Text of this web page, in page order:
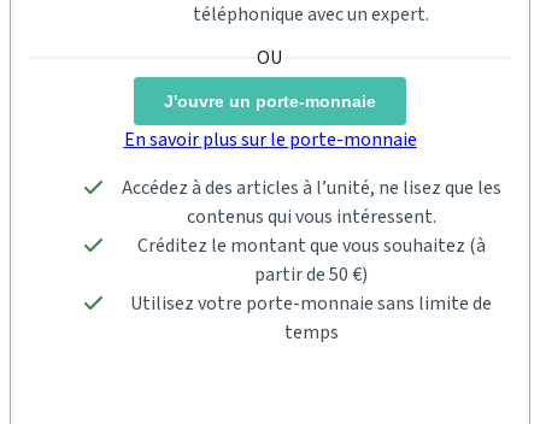
téléphonique avec un expert.
J'ouvre un porte-monnaie
En savoir plus sur le porte-monnaie
Accédez à des articles à l’unité, ne lisez que les
contenus qui vous intéressent.
Créditez le montant que vous souhaitez (à
partir de 50 €)
Utilisez votre porte-monnaie sans limite de
temps